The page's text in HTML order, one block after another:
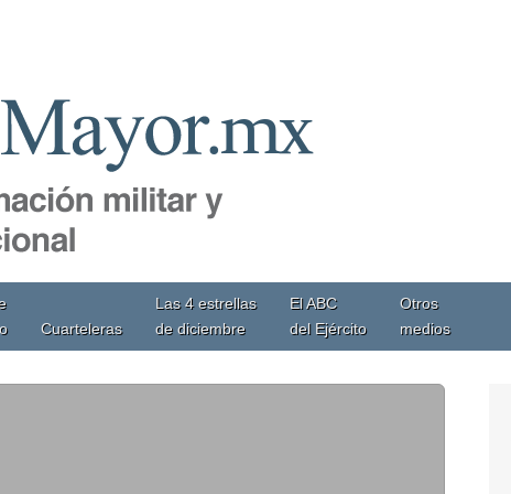
Cuarteleras
Las 4 estrellas
de diciembre
El ABC
del Ejército
Otros
medios